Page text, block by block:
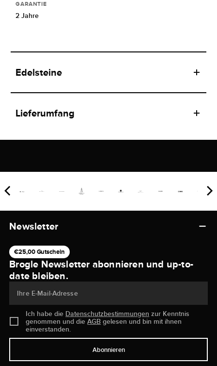
GARANTIE
2 Jahre
Edelsteine
Lieferumfang
Newsletter
€25,00 Gutschein
Brogle Newsletter abonnieren und up-to-
date bleiben.
Ihre E-Mail-Adresse
Ich habe die Datenschutzbestimmungen zur Kenntnis
genommen und dieAGB gelesen und bin mit ihnen
einverstanden.
Abonnieren